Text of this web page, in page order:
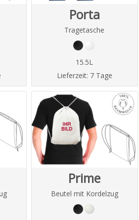
Porta
Tragetasche
15.5L
Lieferzeit: 7 Tage
Prime
Beutel mit Kordelzug